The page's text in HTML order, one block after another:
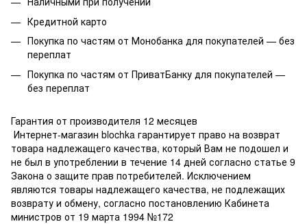
Кредитной карто
Покупка по частям от Монобанка для покупателей — без
переплат
Покупка по частям от ПриватБанку для покупателей —
без переплат
Гарантия от производителя 12 месяцев
Интернет-магазин blochka гарантирует право на возврат
товара надлежащего качества, который Вам не подошел и
не был в употреблении в течение 14 дней согласно статье 9
Закона о защите прав потребителей. Исключением
являются товары надлежащего качества, не подлежащих
возврату и обмену, согласно постановлению Кабинета
министров от 19 марта 1994 №172